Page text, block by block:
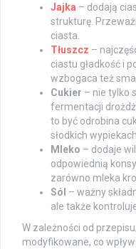
Jajka – dodają
strukturę.
ciasta.
Tłuszcz –
ciastu gładkość i
wzbogaca też
Cukier – nie tylko
fermentacji
to być odrobina
słodkich wypiekach.
Mleko – dodaje
odpowiednią
zarówno mleka
Sól – ważny
ale także
W zależności od
modyfikowane, co